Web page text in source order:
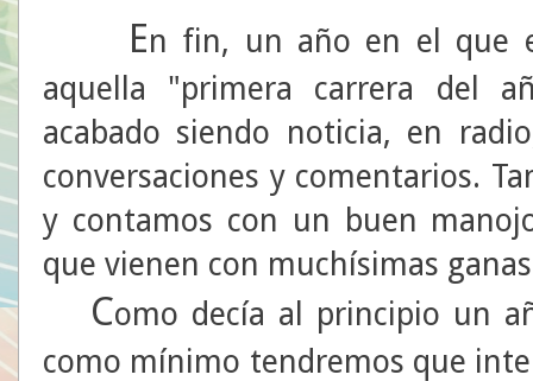
En fin, un año en el que
aquella "primera carrera del
acabado siendo noticia, en
conversaciones y comentarios.
y contamos con un buen
que vienen con muchísimas
Como decía al principio un
como mínimo tendremos que